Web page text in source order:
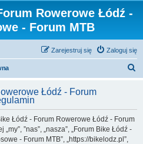
Rowerowe Łódź -
- Forum MTB
Zaloguj się
Zarejestruj się
k
Łódź - Forum
Łódź - Forum Rowerowe Łódź - Forum
”nas”, „nasza”, „Forum Bike Łódź -
- Forum MTB”, „https://bikelodz.pl”,